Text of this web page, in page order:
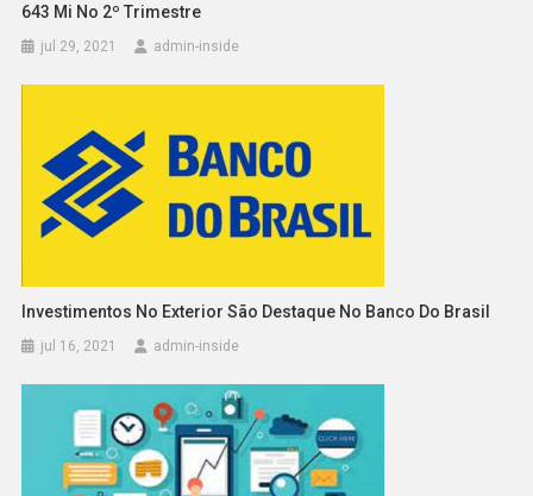
643 Mi No 2º Trimestre
jul 29, 2021 admin-inside
Investimentos No Exterior São Destaque No Banco Do Brasil
jul 16, 2021 admin-inside